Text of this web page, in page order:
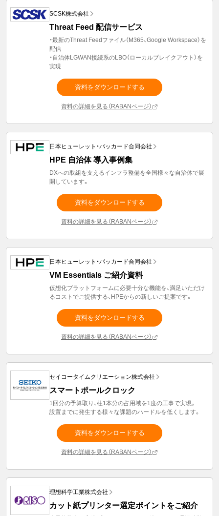
SCSK株式会社
Threat Feed 配信サービス
・最新のThreat Feedファイル（M365、Google Workspace）を
配信
・自治体LGWAN接続系のLBO（ローカルブレイクアウト）を
実現
資料をダウンロードする
資料の詳細を見る（RABANページ）
日本ヒューレット・パッカード合同会社
HPE 自治体 導入事例集
DXへの取組を支えるインフラ整備を全国様々な自治体で展
開しています。
資料をダウンロードする
資料の詳細を見る（RABANページ）
日本ヒューレット・パッカード合同会社
VM Essentials ご紹介資料
仮想化プラットフォームに必要十分な機能を、満足いただけ
るコストでご提供する、HPEからの新しいご提案です。
資料をダウンロードする
資料の詳細を見る（RABANページ）
セイコータイムクリエーション株式会社
スマートポールクロック
1回分の予算取り、柱1本分の占用域を1度の工事で実現。
設置までに発生する様々な課題のハードルを低くします。
資料をダウンロードする
資料の詳細を見る（RABANページ）
理想科学工業株式会社
カット紙プリンター選定ポイントをご紹介